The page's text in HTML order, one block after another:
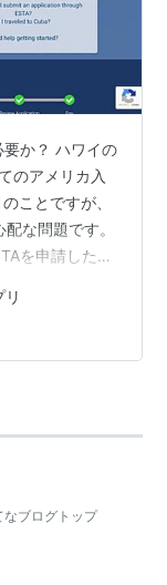
か？ ハワイの
のアメリカ入
ことですが、
な問題です。
を申請した方
問い合わせた
ないとのこ
とこうか。
、ESTA申請
リ
なブログトップ